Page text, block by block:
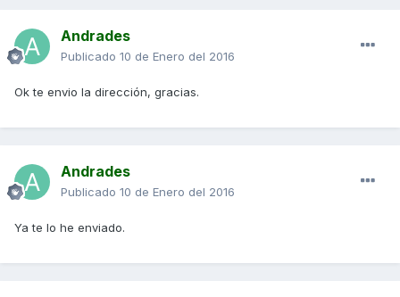
Andrades
Publicado 10 de Enero del 2016
Ok te envio la dirección, gracias.
Andrades
Publicado 10 de Enero del 2016
Ya te lo he enviado.